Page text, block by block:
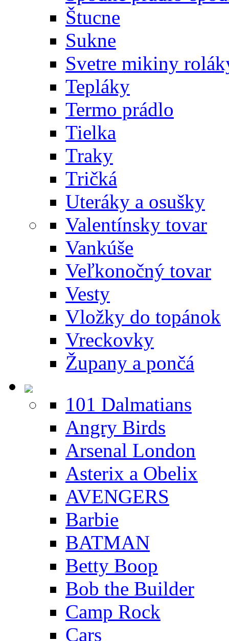
Štucne
Sukne
Svetre mikiny
Tepláky
Termo prádlo
Tielka
Traky
Tričká
Uteráky a osušky
Valentínsky tovar
Vankúše
Veľkonočný tovar
Vesty
Vložky do topánok
Vreckovky
Župany a pončá
101 Dalmatians
Angry Birds
Arsenal London
Asterix a Obelix
AVENGERS
Barbie
BATMAN
Betty Boop
Bob the Builder
Camp Rock
Cars